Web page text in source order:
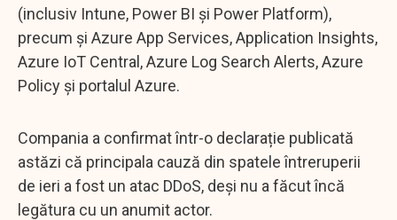
(inclusiv Intune, Power BI și Power Platform),
precum și Azure App Services, Application Insights,
Azure IoT Central, Azure Log Search Alerts, Azure
Policy și portalul Azure.
Compania a confirmat într-o declarație publicată
astăzi că principala cauză din spatele întreruperii
de ieri a fost un atac DDoS, deși nu a făcut încă
legătura cu un anumit actor.